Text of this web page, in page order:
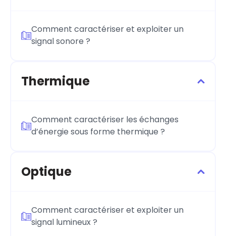
Comment caractériser et exploiter un
signal sonore ?
Thermique
Comment caractériser les échanges
d’énergie sous forme thermique ?
Optique
Comment caractériser et exploiter un
signal lumineux ?